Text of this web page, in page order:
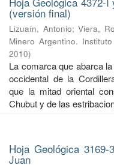
(versión final)
Lizuaín, Antonio;Viera,
Minero Argentino.
2010)
La comarca que abarca
occidental de la
que la mitad oriental
Chubut y de las
Hoja Geológica
Juan